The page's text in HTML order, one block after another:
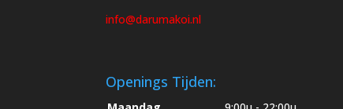
info@darumakoi.nl
Openings Tijden: